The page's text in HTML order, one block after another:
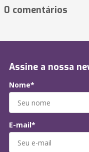
0 comentários
Assine a nossa
Nome*
E-mail*